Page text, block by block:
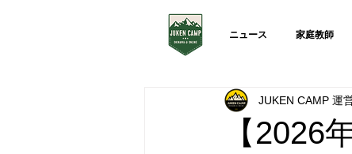
ニュース 家庭教師
【2026
JUKEN CAMP 運